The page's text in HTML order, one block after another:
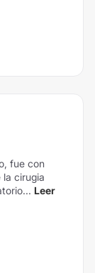
fue con
la cirugia
Leer